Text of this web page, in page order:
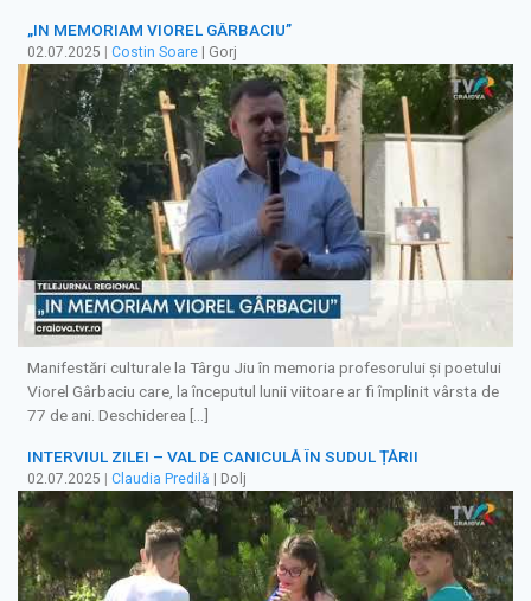
„IN MEMORIAM VIOREL GÂRBACIU”
02.07.2025 Costin Soare | Gorj
Manifestări culturale la Târgu Jiu în memoria profesorului și poetului
Viorel Gârbaciu care, la începutul lunii viitoare ar fi împlinit vârsta de
77 de ani. Deschiderea […]
INTERVIUL ZILEI – VAL DE CANICULĂ ÎN SUDUL ȚĂRII
02.07.2025 | Claudia Predilă | Dolj